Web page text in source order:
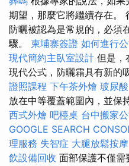
期望，那麼它將繼續存在。
防曬被認為是常規的，必須
驟。 柬埔寨簽證 如何進行
現代簡約主臥室設計 但是，
現代公式，防曬霜具有新的
證照課程 下午茶外燴 玻尿酸
放在中等覆蓋範圍內，並保
西式外燴 吧檯桌 台中搬家
GOOGLE SEARCH
理服務 失智症 大腿放鬆按摩
飲設備回收 面部保護不僅需